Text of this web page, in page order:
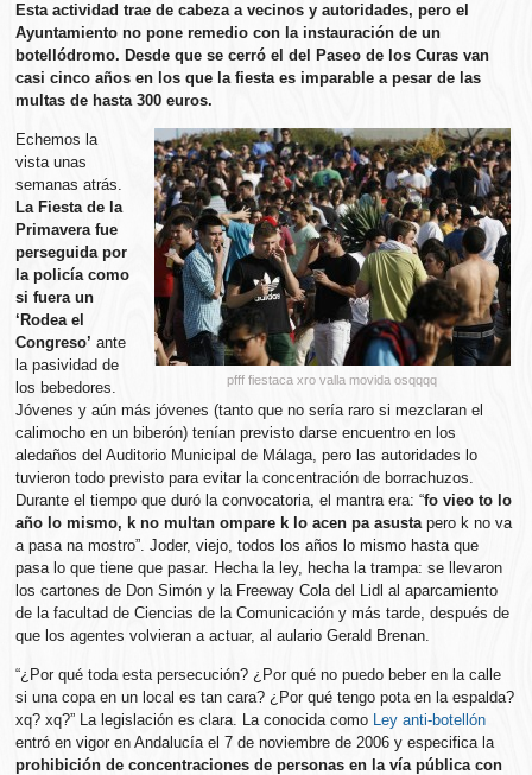
Esta actividad trae de cabeza a vecinos y autoridades, pero el
Ayuntamiento no pone remedio con la instauración de un
botellódromo. Desde que se cerró el del Paseo de los Curas van
casi cinco años en los que la fiesta es imparable a pesar de las
multas de hasta 300 euros.
pfff fiestaca xro valla movida osqqqq
Echemos la
vista unas
semanas atrás.
La Fiesta de la
Primavera fue
perseguida por
la policía como
si fuera un
‘Rodea el
Congreso’ ante
la pasividad de
los bebedores.
Jóvenes y aún más jóvenes (tanto que no sería raro si mezclaran el
calimocho en un biberón) tenían previsto darse encuentro en los
aledaños del Auditorio Municipal de Málaga, pero las autoridades lo
tuvieron todo previsto para evitar la concentración de borrachuzos.
Durante el tiempo que duró la convocatoria, el mantra era: “fo vieo to lo
año lo mismo, k no multan ompare k lo acen pa asustapero k no va
a pasa na mostro”. Joder, viejo, todos los años lo mismo hasta que
pasa lo que tiene que pasar. Hecha la ley, hecha la trampa: se llevaron
los cartones de Don Simón y la Freeway Cola del Lidl al aparcamiento
de la facultad de Ciencias de la Comunicación y más tarde, después de
que los agentes volvieran a actuar, al aulario Gerald Brenan.
“¿Por qué toda esta persecución? ¿Por qué no puedo beber en la calle
si una copa en un local es tan cara? ¿Por qué tengo pota en la espalda?
xq? xq?” La legislación es clara. La conocida como Ley anti-botellón
entró en vigor en Andalucía el 7 de noviembre de 2006 y especifica la
prohibición de concentraciones de personas en la vía pública con